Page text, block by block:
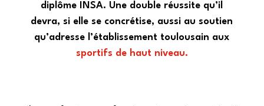
diplôme INSA. Une double réussite qu’il
devra, si elle se concrétise, aussi au soutien
qu’adresse l’établissement toulousain aux
sportifs de haut niveau.